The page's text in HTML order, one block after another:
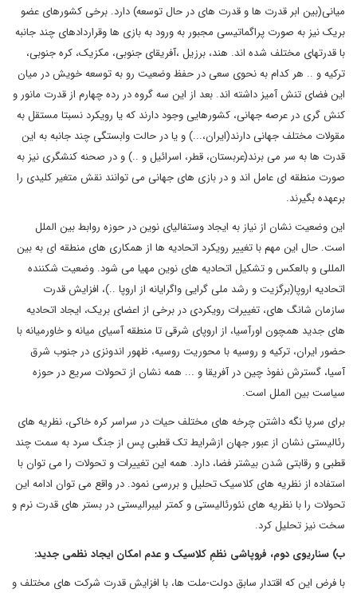
میانی(بین ابر قدرت ها و قدرت های در حال توسعه) دارد. برخی کشورهای عضو
بریک نیز به صورت پراگماتیسی مجبور به ورود به بازی ها وقراردادهای چند جانبه
با قدرتهای مختلف شده اند. هند، برزیل ،آفریقای جنوبی، مکزیک، کره جنوبی،
ترکیه و .. هر کدام به نحوی سعی در حفظ وضعیت رو به توسعه خویش در میان
این فضای تنش آمیز داشته اند. بعد از این سه گروه در رده چهارم از قدرت مانور و
کنش گری در عرصه جهانی، کشورهایی وجود دارند که یا رویکرد نسبتا مستقل به
مقولات مختلف جهانی دارند(ایران،...) و یا در حالت وابستگی چند جانبه به این
قدرت ها به سر می برند(عربستان، قطر، اسرائیل و ..) و در صحنه کنشگری نیز به
صورت منطقه ای عامل اند و در بازی های جهانی می توانند نقش متغیر کلیدی را
برعهده بگیرند.
این وضعیت نشان از نیاز به ایجاد وستفالیای نوین در حوزه روابط بین الملل
است. حال این مهم با تغییر رویکرد اتحادیه ها از همکاری های منطقه ای به بین
المللی و بالعکس و تشکیل اتحادیه های نوین مهیا می شود. وضعیت شکننده
اتحادیه اروپا(برگزیت و رشد ملی گرایی واگرایانه از اروپا ..)، افزایش قدرت
سازمان شانگ های، تغییرات رویکردی در برخی از اعضای بریک، ایجاد اتحادیه
های جدید همچون اورآسیا، از اروپای شرقی تا منطقه آسیای میانه و خاورمیانه با
حضور ایران، ترکیه و روسیه با محوریت روسیه، ظهور اندونزی در جنوب شرق
آسیا، گسترش نفوذ چین در آفریقا و ... همه نشان از تحولات سریع در حوزه
سیاست بین الملل است.
برای سرپا نگه داشتن چرخه های مختلف حیات در سراسر کره خاکی، نظریه های
رئالیستی نشان از عبور جهان ازشرایط تک قطبی پس از جنگ سرد به سمت چند
قطبی و رقابتی شدن بیشتر فضا، دارد. همه این تغییرات و تحولات را می توان با
استفاده از نظریه های کلاسیک تحلیل و بررسی نمود. در واقع می توان ادامه این
تحولات را با نظریه های نئورئالیستی و کمتر لیبرالیستی در بستر های قدرت نرم و
سخت نیز تحلیل کرد.
ب) سناریوی دوم، فروپاشی نظمِ کلاسیک و عدم امکان ایجاد نظمی جدید:
با فرض این که اقتدار سابق دولت-ملت ها، با افزایش قدرت شرکت های مختلف و